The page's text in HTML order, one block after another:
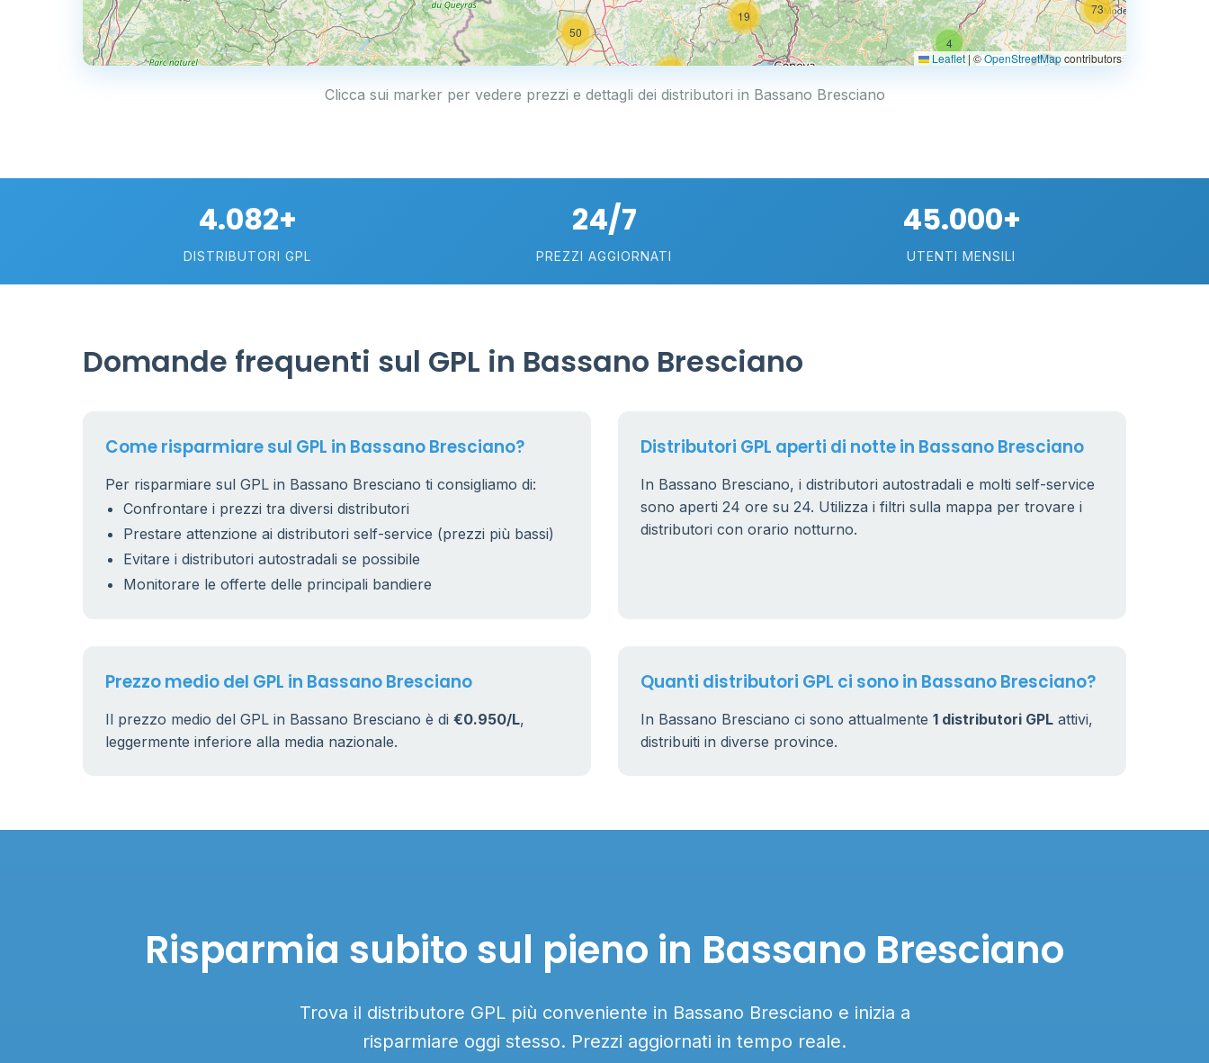
50
19
4
73
21
0.769 €
Leaflet | ©OpenStreetMapcontributors
Clicca sui marker per vedere prezzi e dettagli dei distributori in Bassano Bresciano
4.082+
DISTRIBUTORI GPL
24/7
PREZZI AGGIORNATI
45.000+
UTENTI MENSILI
Domande frequenti sul GPL in Bassano Bresciano
Come risparmiare sul GPL in Bassano Bresciano?
Per risparmiare sul GPL in Bassano Bresciano ti consigliamo di:
Confrontare i prezzi tra diversi distributori
Prestare attenzione ai distributori self-service (prezzi più bassi)
Evitare i distributori autostradali se possibile
Monitorare le offerte delle principali bandiere
Distributori GPL aperti di notte in Bassano Bresciano
In Bassano Bresciano, i distributori autostradali e molti self-service
sono aperti 24 ore su 24. Utilizza i filtri sulla mappa per trovare i
distributori con orario notturno.
Prezzo medio del GPL in Bassano Bresciano
Il prezzo medio del GPL in Bassano Bresciano è di €0.950/L,
leggermente inferiore alla media nazionale.
Quanti distributori GPL ci sono in Bassano Bresciano?
In Bassano Bresciano ci sono attualmente 1 distributori GPL attivi,
distribuiti in diverse province.
Risparmia subito sul pieno in Bassano Bresciano
Trova il distributore GPL più conveniente in Bassano Bresciano e inizia a
risparmiare oggi stesso. Prezzi aggiornati in tempo reale.